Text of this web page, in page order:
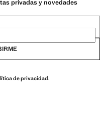
privadas y novedades
de privacidad.